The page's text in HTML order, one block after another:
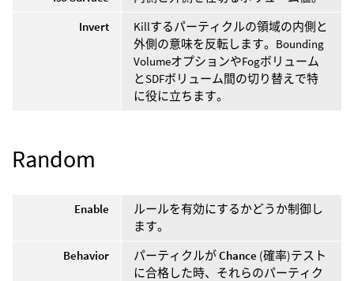
Invert
Killするパーティクルの領域の内側と
外側の意味を反転します。Bounding
VolumeオプションやFogボリューム
とSDFボリューム間の切り替えで特
に役に立ちます。
Random
Enable
ルールを有効にするかどうか制御し
ます。
Behavior
パーティクルがChance (確率)テスト
に合格した時、それらのパーティク